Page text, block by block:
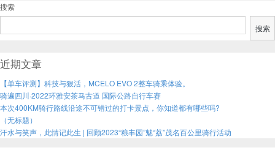
搜索
搜索
近期文章
【单车评测】科技与狠活，MCELO EVO 2整车骑乘体验。
骑遍四川·2022环雅安茶马古道 国际公路自行车赛
本次400KM骑行路线沿途不可错过的打卡景点，你知道都有哪些吗?
（无标题）
汗水与笑声，此情记此生 | 回顾2023“粮丰园”魅“荔”茂名百公里骑行活动